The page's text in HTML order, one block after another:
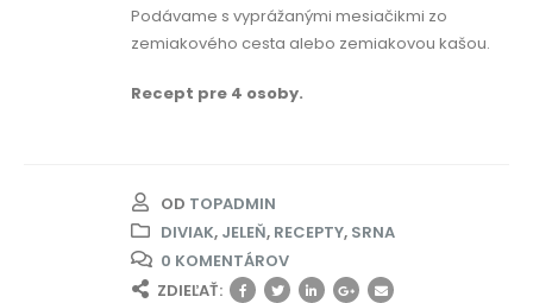
Podávame s vyprážanými mesiačikmi zo
zemiakového cesta alebo zemiakovou kašou.
Recept pre 4 osoby.
OD TOPADMIN
DIVIAK, JELEŇ, RECEPTY, SRNA
0 KOMENTÁROV
ZDIEĽAŤ: